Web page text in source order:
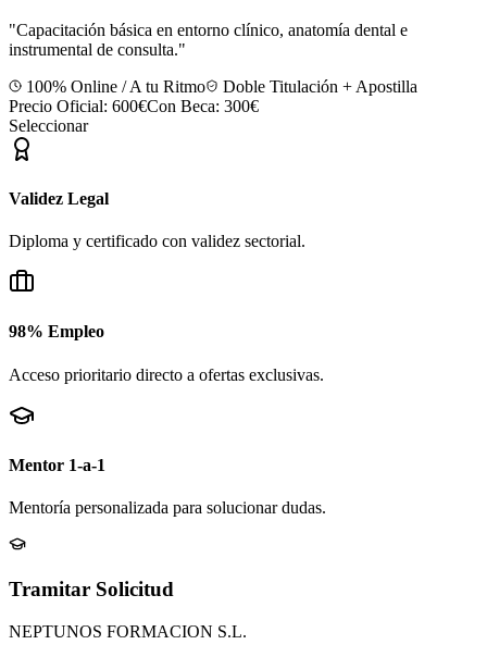
"Capacitación básica en entorno clínico, anatomía dental e
instrumental de consulta."
100% Online / A tu Ritmo
Doble Titulación + Apostilla
Precio Oficial: 600€Con Beca: 300€
Seleccionar
Validez Legal
Diploma y certificado con validez sectorial.
98% Empleo
Acceso prioritario directo a ofertas exclusivas.
Mentor 1-a-1
Mentoría personalizada para solucionar dudas.
Tramitar Solicitud
NEPTUNOS FORMACION S.L.